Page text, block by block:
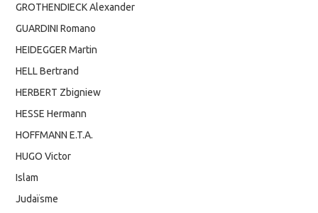
GROTHENDIECK Alexander
GUARDINI Romano
HEIDEGGER Martin
HELL Bertrand
HERBERT Zbigniew
HESSE Hermann
HOFFMANN E.T.A.
HUGO Victor
Islam
Judaïsme